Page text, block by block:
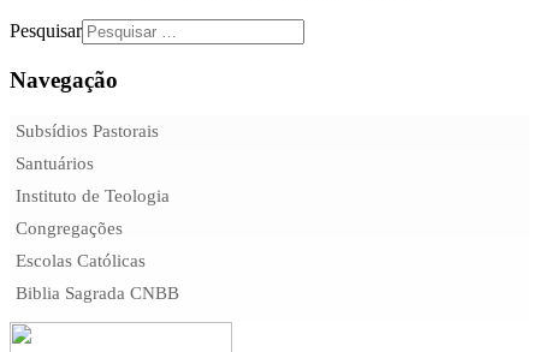
Pesquisar
Navegação
Subsídios Pastorais
Santuários
Instituto de Teologia
Congregações
Escolas Católicas
Biblia Sagrada CNBB